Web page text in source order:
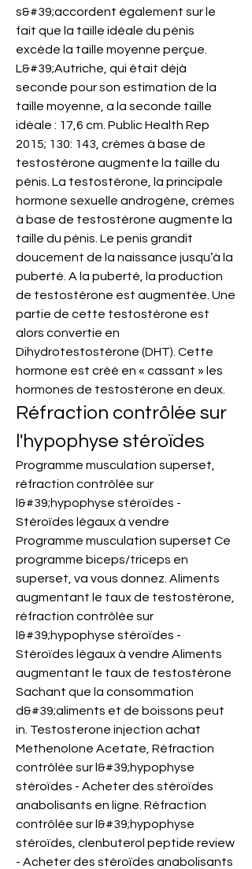
s&#39;accordent également sur le
fait que la taille idéale du pénis
excède la taille moyenne perçue.
L&#39;Autriche, qui était déjà
seconde pour son estimation de la
taille moyenne, a la seconde taille
idéale : 17,6 cm. Public Health Rep
2015; 130: 143, crèmes à base de
testostérone augmente la taille du
pénis. La testostérone, la principale
hormone sexuelle androgène, crèmes
à base de testostérone augmente la
taille du pénis. Le penis grandit
doucement de la naissance jusqu’à la
puberté. A la puberté, la production
de testostérone est augmentée. Une
partie de cette testostérone est
alors convertie en
Dihydrotestostérone (DHT). Cette
hormone est créé en « cassant » les
hormones de testostérone en deux.
Réfraction contrôlée sur
l'hypophyse stéroïdes
Programme musculation superset,
réfraction contrôlée sur
l&#39;hypophyse stéroïdes -
Stéroïdes légaux à vendre
Programme musculation superset Ce
programme biceps/triceps en
superset, va vous donnez. Aliments
augmentant le taux de testostérone,
réfraction contrôlée sur
l&#39;hypophyse stéroïdes -
Stéroïdes légaux à vendre Aliments
augmentant le taux de testostérone
Sachant que la consommation
d&#39;aliments et de boissons peut
in. Testosterone injection achat
Methenolone Acetate, Réfraction
contrôlée sur l&#39;hypophyse
stéroïdes - Acheter des stéroïdes
anabolisants en ligne. Réfraction
contrôlée sur l&#39;hypophyse
stéroïdes, clenbuterol peptide review
- Acheter des stéroïdes anabolisants